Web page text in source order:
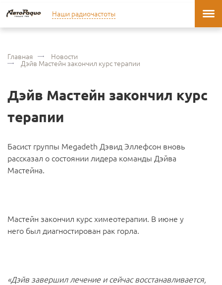
Наши радиочастоты
Главная Новости
Дэйв Мастейн закончил курс терапии
Дэйв Мастейн закончил курс
терапии
Басист группы Megadeth Дэвид Эллефсон вновь
рассказал о состоянии лидера команды Дэйва
Мастейна.
Мастейн закончил курс химеотерапии. В июне у
него был диагностирован рак горла.
«Дэйв завершил лечение и сейчас восстанавливается,